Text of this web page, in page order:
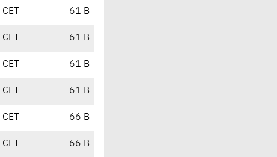
61 B
61 B
61 B
61 B
66 B
66 B